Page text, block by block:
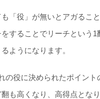
「役」が無いとアガるこ
することでリーチという1
ようになります。
の役に決められたポイント
も高くなり、高得点となり